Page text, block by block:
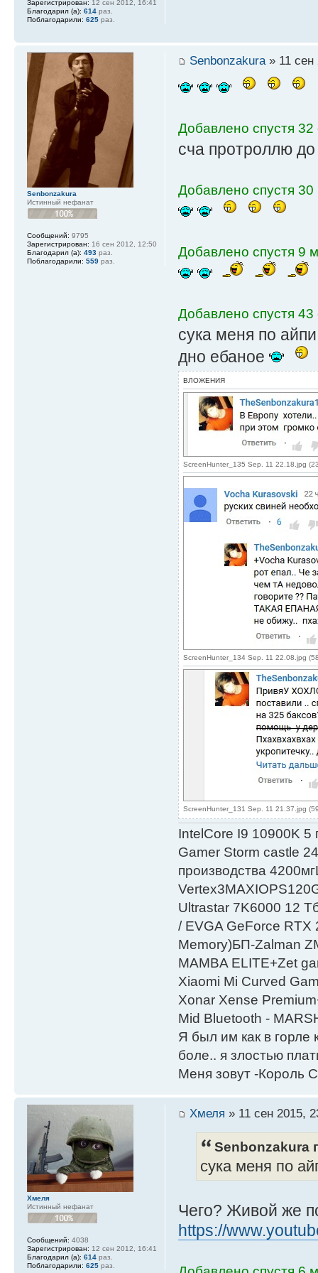
Зарегистрирован: 12 сен 2012, 16:41
Благодарил (а): 614 раз.
Поблагодарили: 625 раз.
Senbonzakura» 11 сен
Добавлено спустя 32
сча протроллю
Добавлено спустя 30
Добавлено спустя 9
Добавлено спустя 43
сука меня по
дно ебаное
ВЛОЖЕНИЯ
ScreenHunter_135 Sep. 11 22.18.jpg
ScreenHunter_134 Sep. 11 22.08.jpg
ScreenHunter_131 Sep. 11 21.37.jpg
IntelСore I9 10900K 5
Gamer Storm castle
производства
Ultrastar 7K6000 12
/ EVGA GeForce RTX
Мemory)БП-Zalman
MAMBA ELITE+Zet
Xiaomi Mi Curved
Xonar Xense
Mid Bluetooth -
Я был им как в горле
боле.. я злостью
Меня зовут -Король
Senbonzakura
Истинный нефанат
Сообщений: 9795
Зарегистрирован: 16 сен 2012, 12:50
Благодарил (а): 493 раз.
Поблагодарили: 559 раз.
Хмеля » 11 сен 2015,
Senbonzakura
сука меня по
Чего? Живой же
https://
Хмеля
Истинный нефанат
Сообщений: 4038
Зарегистрирован: 12 сен 2012, 16:41
Благодарил (а): 614 раз.
Поблагодарили: 625 раз.